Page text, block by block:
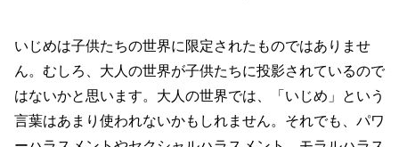
いじめは子供たちの世界に限定されたものではありませ
ん。むしろ、大人の世界が子供たちに投影されているので
はないかと思います。大人の世界では、「いじめ」という
言葉はあまり使われないかもしれません。それでも、パワ